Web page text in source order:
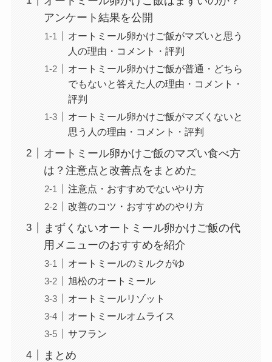
アンケート結果を公開
オートミール卵かけご飯がマズいと思う
人の理由・コメント・評判
オートミール卵かけご飯が普通・どちら
でもないと答えた人の理由・コメント・
評判
オートミール卵かけご飯がマズくないと
思う人の理由・コメント・評判
オートミール卵かけご飯のマズい食べ方
は？注意点と改善点をまとめた
注意点・おすすめでないやり方
改善のコツ・おすすめのやり方
まずくないオートミール卵かけご飯の代
用メニューのおすすめを紹介
オートミールのミルクがゆ
旭松のオートミール
オートミールリゾット
オートミールオムライス
サフラン
まとめ